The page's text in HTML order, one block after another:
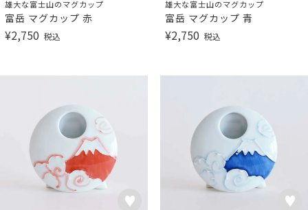
雄大な富士山のマグカップ
富岳 マグカップ 赤
¥2,750 税込
雄大な富士山のマグカップ
富岳 マグカップ 青
¥2,750 税込